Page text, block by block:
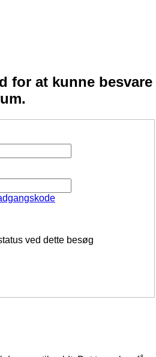
for at kunne besvare
ved dette besøg